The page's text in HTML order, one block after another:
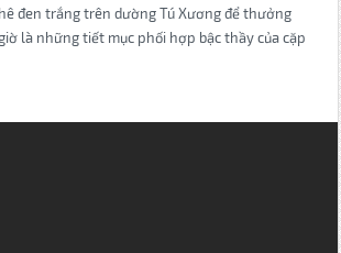
đen trắng trên dường Tú Xương để thưởng
là những tiết mục phối hợp bậc thầy của cặp